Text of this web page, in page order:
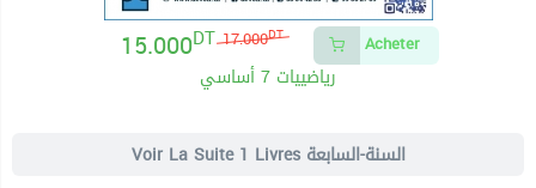
17.000DT
15.000DT Acheter
رياضييات 7 أساسي
Voir La Suite 1 Livres السنة-السابعة